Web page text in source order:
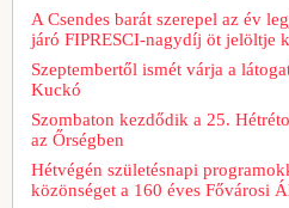
A Csendes barát szerepel az év
járó FIPRESCI-nagydíj öt jelöltje
Szeptembertől ismét várja a
Kuckó
Szombaton kezdődik a 25.
az Őrségben
Hétvégén születésnapi
közönséget a 160 éves Fővárosi